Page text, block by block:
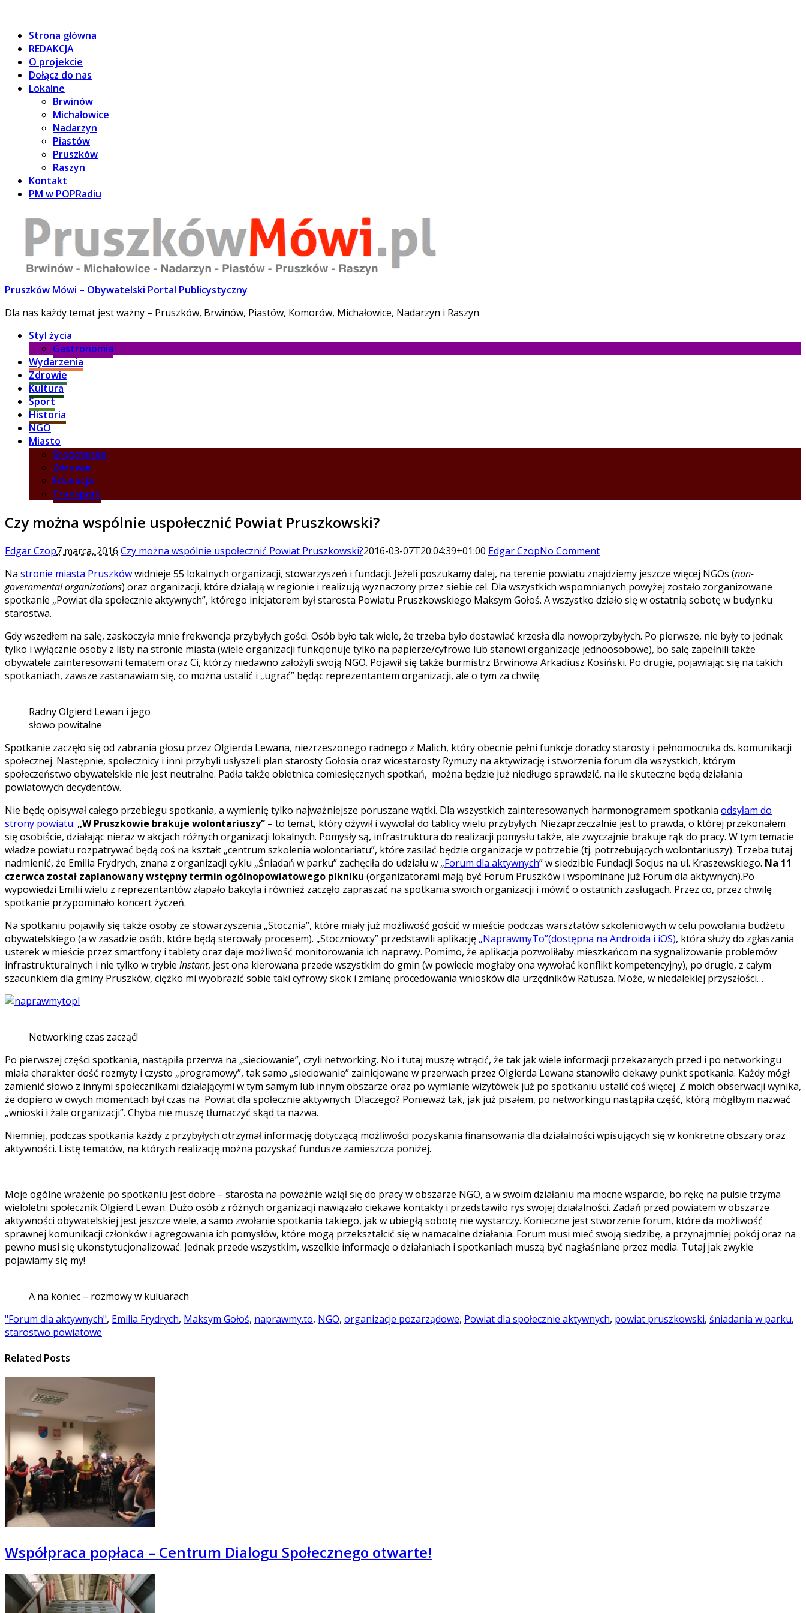
Strona główna
REDAKCJA
O projekcie
Dołącz do nas
Lokalne
Brwinów
Michałowice
Nadarzyn
Piastów
Pruszków
Raszyn
Kontakt
PM w POPRadiu
Pruszków Mówi – Obywatelski Portal Publicystyczny
Dla nas każdy temat jest ważny – Pruszków, Brwinów, Piastów, Komorów, Michałowice, Nadarzyn i Raszyn
Styl życia
Gastronomia
Wydarzenia
Zdrowie
Kultura
Sport
Historia
NGO
Miasto
Środowisko
Zdrowie
Edukacja
Transport
Czy można wspólnie uspołecznić Powiat Pruszkowski?
Edgar Czop7 marca, 2016 Czy można wspólnie uspołecznić Powiat Pruszkowski?2016-03-07T20:04:39+01:00 Edgar CzopNo Comment
Na stronie miasta Pruszkówwidnieje 55 lokalnych organizacji, stowarzyszeń i fundacji. Jeżeli poszukamy dalej, na terenie powiatu znajdziemy jeszcze więcej NGOs (non-
governmental organizations) oraz organizacji, które działają w regionie i realizują wyznaczony przez siebie cel. Dla wszystkich wspomnianych powyżej zostało zorganizowane
spotkanie „Powiat dla społecznie aktywnych”, którego inicjatorem był starosta Powiatu Pruszkowskiego Maksym Gołoś. A wszystko działo się w ostatnią sobotę w budynku
starostwa.
Gdy wszedłem na salę, zaskoczyła mnie frekwencja przybyłych gości. Osób było tak wiele, że trzeba było dostawiać krzesła dla nowoprzybyłych. Po pierwsze, nie były to jednak
tylko i wyłącznie osoby z listy na stronie miasta (wiele organizacji funkcjonuje tylko na papierze/cyfrowo lub stanowi organizacje jednoosobowe), bo salę zapełnili także
obywatele zainteresowani tematem oraz Ci, którzy niedawno założyli swoją NGO. Pojawił się także burmistrz Brwinowa Arkadiusz Kosiński. Po drugie, pojawiając się na takich
spotkaniach, zawsze zastanawiam się, co można ustalić i „ugrać” będąc reprezentantem organizacji, ale o tym za chwilę.
Radny Olgierd Lewan i jego
słowo powitalne
Spotkanie zaczęło się od zabrania głosu przez Olgierda Lewana, niezrzeszonego radnego z Malich, który obecnie pełni funkcje doradcy starosty i pełnomocnika ds. komunikacji
społecznej. Następnie, społecznicy i inni przybyli usłyszeli plan starosty Gołosia oraz wicestarosty Rymuzy na aktywizację i stworzenia forum dla wszystkich, którym
społeczeństwo obywatelskie nie jest neutralne. Padła także obietnica comiesięcznych spotkań, można będzie już niedługo sprawdzić, na ile skuteczne będą działania
powiatowych decydentów.
Nie będę opisywał całego przebiegu spotkania, a wymienię tylko najważniejsze poruszane wątki. Dla wszystkich zainteresowanych harmonogramem spotkania odsyłam do
strony powiatu. „W Pruszkowie brakuje wolontariuszy” – to temat, który ożywił i wywołał do tablicy wielu przybyłych. Niezaprzeczalnie jest to prawda, o której przekonałem
się osobiście, działając nieraz w akcjach różnych organizacji lokalnych. Pomysły są, infrastruktura do realizacji pomysłu także, ale zwyczajnie brakuje rąk do pracy. W tym temacie
władze powiatu rozpatrywać będą coś na kształt „centrum szkolenia wolontariatu”, które zasilać będzie organizacje w potrzebie (tj. potrzebujących wolontariuszy). Trzeba tutaj
nadmienić, że Emilia Frydrych, znana z organizacji cyklu „Śniadań w parku” zachęciła do udziału w „Forum dla aktywnych” w siedzibie Fundacji Socjus na ul. Kraszewskiego. Na 11
czerwca został zaplanowany wstępny termin ogólnopowiatowego pikniku (organizatorami mają być Forum Pruszków i wspominane już Forum dla aktywnych).Po
wypowiedzi Emilii wielu z reprezentantów złapało bakcyla i również zaczęło zapraszać na spotkania swoich organizacji i mówić o ostatnich zasługach. Przez co, przez chwilę
spotkanie przypominało koncert życzeń.
Na spotkaniu pojawiły się także osoby ze stowarzyszenia „Stocznia”, które miały już możliwość gościć w mieście podczas warsztatów szkoleniowych w celu powołania budżetu
obywatelskiego (a w zasadzie osób, które będą sterowały procesem). „Stoczniowcy” przedstawili aplikację „NaprawmyTo”(dostępna na Androida i iOS), która służy do zgłaszania
usterek w mieście przez smartfony i tablety oraz daje możliwość monitorowania ich naprawy. Pomimo, że aplikacja pozwoliłaby mieszkańcom na sygnalizowanie problemów
infrastrukturalnych i nie tylko w trybie instant, jest ona kierowana przede wszystkim do gmin (w powiecie mogłaby ona wywołać konflikt kompetencyjny), po drugie, z całym
szacunkiem dla gminy Pruszków, ciężko mi wyobrazić sobie taki cyfrowy skok i zmianę procedowania wniosków dla urzędników Ratusza. Może, w niedalekiej przyszłości…
Networking czas zacząć!
Po pierwszej części spotkania, nastąpiła przerwa na „sieciowanie”, czyli networking. No i tutaj muszę wtrącić, że tak jak wiele informacji przekazanych przed i po networkingu
miała charakter dość rozmyty i czysto „programowy”, tak samo „sieciowanie” zainicjowane w przerwach przez Olgierda Lewana stanowiło ciekawy punkt spotkania. Każdy mógł
zamienić słowo z innymi społecznikami działającymi w tym samym lub innym obszarze oraz po wymianie wizytówek już po spotkaniu ustalić coś więcej. Z moich obserwacji wynika,
że dopiero w owych momentach był czas na Powiat dla społecznie aktywnych. Dlaczego? Ponieważ tak, jak już pisałem, po networkingu nastąpiła część, którą mógłbym nazwać
„wnioski i żale organizacji”. Chyba nie muszę tłumaczyć skąd ta nazwa.
Niemniej, podczas spotkania każdy z przybyłych otrzymał informację dotyczącą możliwości pozyskania finansowania dla działalności wpisujących się w konkretne obszary oraz
aktywności. Listę tematów, na których realizację można pozyskać fundusze zamieszcza poniżej.
Moje ogólne wrażenie po spotkaniu jest dobre – starosta na poważnie wziął się do pracy w obszarze NGO, a w swoim działaniu ma mocne wsparcie, bo rękę na pulsie trzyma
wieloletni społecznik Olgierd Lewan. Dużo osób z różnych organizacji nawiązało ciekawe kontakty i przedstawiło rys swojej działalności. Zadań przed powiatem w obszarze
aktywności obywatelskiej jest jeszcze wiele, a samo zwołanie spotkania takiego, jak w ubiegłą sobotę nie wystarczy. Konieczne jest stworzenie forum, które da możliwość
sprawnej komunikacji członków i agregowania ich pomysłów, które mogą przekształcić się w namacalne działania. Forum musi mieć swoją siedzibę, a przynajmniej pokój oraz na
pewno musi się ukonstytucjonalizować. Jednak przede wszystkim, wszelkie informacje o działaniach i spotkaniach muszą być nagłaśniane przez media. Tutaj jak zwykle
pojawiamy się my!
A na koniec – rozmowy w kuluarach
"Forum dla aktywnych", Emilia Frydrych, Maksym Gołoś, naprawmy.to, NGO, organizacje pozarządowe, Powiat dla społecznie aktywnych, powiat pruszkowski, śniadania w parku,
starostwo powiatowe
Related Posts
Współpraca popłaca – Centrum Dialogu Społecznego otwarte!